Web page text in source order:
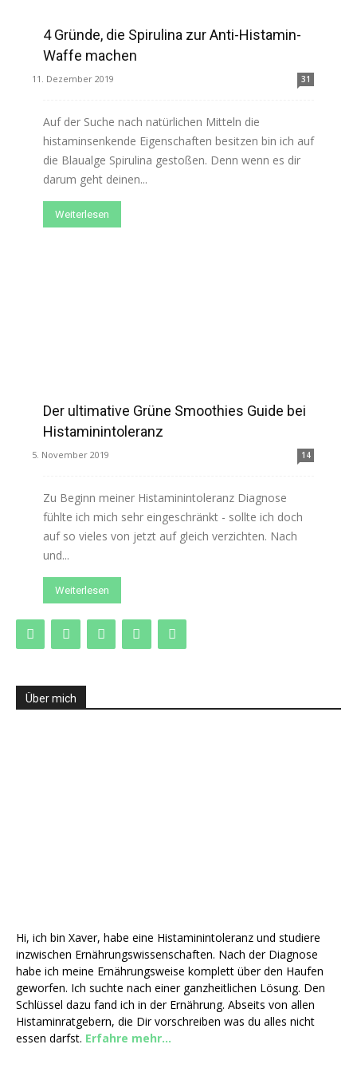
4 Gründe, die Spirulina zur Anti-Histamin-
Waffe machen
11. Dezember 2019 31
Auf der Suche nach natürlichen Mitteln die
histaminsenkende Eigenschaften besitzen bin ich auf
die Blaualge Spirulina gestoßen. Denn wenn es dir
darum geht deinen...
Weiterlesen
Der ultimative Grüne Smoothies Guide bei
Histaminintoleranz
5. November 2019 14
Zu Beginn meiner Histaminintoleranz Diagnose
fühlte ich mich sehr eingeschränkt - sollte ich doch
auf so vieles von jetzt auf gleich verzichten. Nach
und...
Weiterlesen
Über mich
Hi, ich bin Xaver, habe eine Histaminintoleranz und studiere
inzwischen Ernährungswissenschaften. Nach der Diagnose
habe ich meine Ernährungsweise komplett über den Haufen
geworfen. Ich suchte nach einer ganzheitlichen Lösung. Den
Schlüssel dazu fand ich in der Ernährung. Abseits von allen
Histaminratgebern, die Dir vorschreiben was du alles nicht
essen darfst. Erfahre mehr...